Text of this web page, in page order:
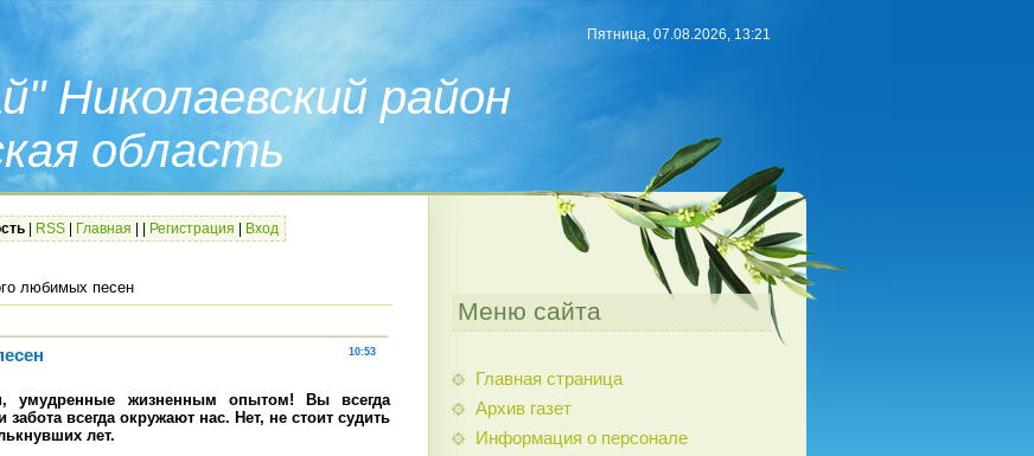
Николаевский район
область
Пятница, 07.08.2026, 13:21
RSS Главная Регистрация Вход
любимых песен
10:53
умудренные жизненным опытом! Вы всегда
всегда окружают нас. Нет, не стоит судить
лет.
Меню сайта
Главная страница
Архив газет
Информация о персонале